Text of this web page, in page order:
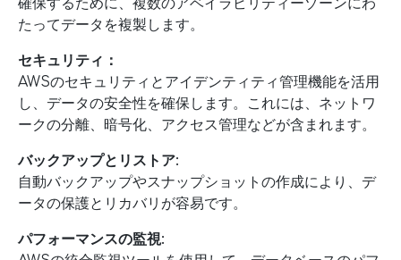
確保するために、複数のアベイラビリティーゾーンにわ
たってデータを複製します。
セキュリティ：
AWSのセキュリティとアイデンティティ管理機能を活用
し、データの安全性を確保します。これには、ネットワ
ークの分離、暗号化、アクセス管理などが含まれます。
バックアップとリストア:
自動バックアップやスナップショットの作成により、デ
ータの保護とリカバリが容易です。
パフォーマンスの監視: